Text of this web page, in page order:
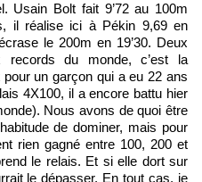
Usain Bolt fait 9’72 au 100m
il réalise ici à Pékin 9,69 en
le 200m en 19’30. Deux
records du monde, c’est la
un garçon qui a eu 22 ans
4X100, il a encore battu hier
Nous avons de quoi être
de dominer, mais pour
rien gagné entre 100, 200 et
le relais. Et si elle dort sur
le dépasser. En tout cas, je